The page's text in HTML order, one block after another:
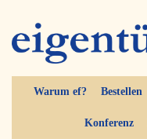
Warum ef? Bestellen
Konferenz